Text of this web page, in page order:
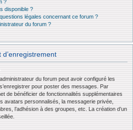
?
disponible ?
légales concernant ce forum ?
du forum ?
du forum peut avoir configuré les
pour poster des messages. Par
de bénéficier de fonctionnalités supplémentaires
avatars personnalisés, la messagerie privée,
l’adhésion à des groupes, etc. La création d’un